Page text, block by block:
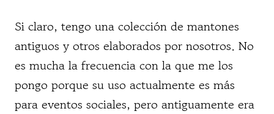
Si claro, tengo una colección de mantones
antiguos y otros elaborados por nosotros. No
es mucha la frecuencia con la que me los
pongo porque su uso actualmente es más
para eventos sociales, pero antiguamente era